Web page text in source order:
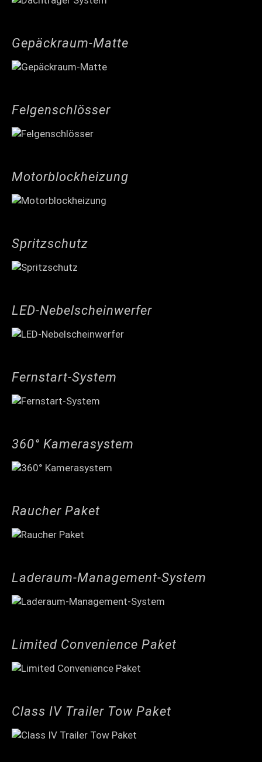
Gepäckraum-Matte
Felgenschlösser
Motorblockheizung
Spritzschutz
LED-Nebelscheinwerfer
Fernstart-System
360° Kamerasystem
Raucher Paket
Laderaum-Management-System
Limited Convenience Paket
Class IV Trailer Tow Paket